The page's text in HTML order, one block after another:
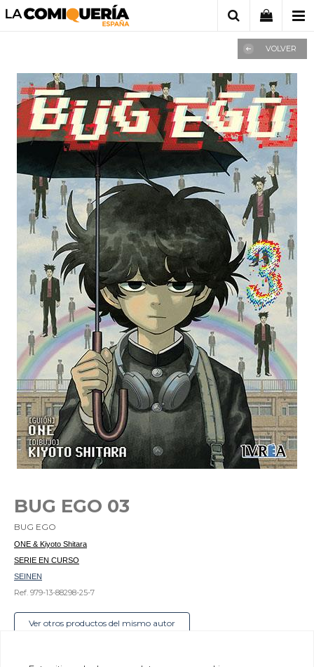
VOLVER
BUG EGO 03
BUG EGO
ONE & Kiyoto Shitara
SERIE EN CURSO
SEINEN
Ref. 979-13-88298-25-7
Ver otros productos del mismo autor
Tomo de aproximadamente 200 páginas